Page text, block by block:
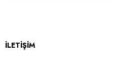
İLETİŞİM